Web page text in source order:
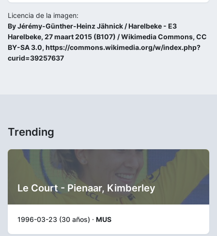
Licencia de la imagen:
By Jérémy-Günther-Heinz Jähnick / Harelbeke - E3
Harelbeke, 27 maart 2015 (B107) / Wikimedia Commons, CC
BY-SA 3.0, https://commons.wikimedia.org/w/index.php?
curid=39257637
Trending
Le Court - Pienaar, Kimberley
1996-03-23 (30 años) · MUS